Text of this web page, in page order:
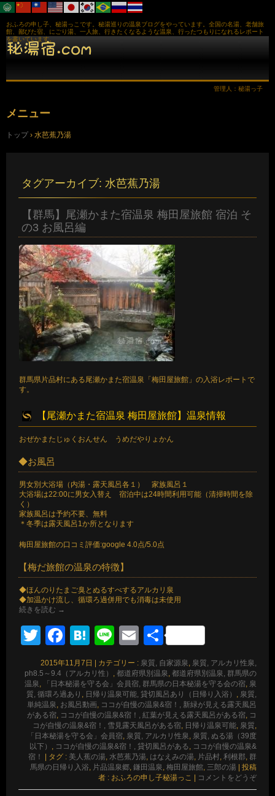
おふろの申し子、秘湯っこです。秘湯巡りの温泉ブログをやっています。全国の名湯、老舗旅
館、鄙びた宿、にごり湯、一人旅、行きたくなるような温泉、行ったつもりになれるレポート
を書いています。
管理人：秘湯っ子
メニュー
ン
トップ › 水芭蕉乃湯
タグアーカイブ: 水芭蕉乃湯
【群馬】尾瀬かまた宿温泉 梅田屋旅館 宿泊 そ
の3 お風呂編
群馬県片品村にある尾瀬かまた宿温泉「梅田屋旅館」の入浴レポートで
す。
【尾瀬かまた宿温泉 梅田屋旅館】温泉情報
おぜかまたじゅくおんせん うめだやりょかん
◆お風呂
男女別大浴場（内湯・露天風呂各１） 家族風呂１
大浴場は22:00に男女入替え 宿泊中は24時間利用可能（清掃時間を除
く）
家族風呂は予約不要、無料
＊冬季は露天風呂1か所となります
梅田屋旅館の口コミ評価:google 4.0点/5.0点
【梅だ旅館の温泉の特徴】
◆ほんのりたまご臭とぬるすべするアルカリ泉
◆加温かけ流し、循環ろ過併用でも消毒は未使用
続きを読む →
TwitterFacebook
Hatena
LineEmail
共
有
2015年11月7日 カテゴリー : 泉質, 自家源泉, 泉質, アルカリ性泉,
ph8.5～9.4（アルカリ性） , 都道府県別温泉, 都道府県別温泉, 群馬県の
温泉, 「日本秘湯を守る会」会員宿, 群馬県の日本秘湯を守る会の宿, 泉
質, 循環ろ過あり , 日帰り温泉可能, 貸切風呂あり（日帰り入浴） , 泉質,
単純温泉, お風呂動画, ココが自慢の温泉&宿！, 新緑が見える露天風呂
がある宿, ココが自慢の温泉&宿！, 紅葉が見える露天風呂がある宿, コ
コが自慢の温泉&宿！, 雪見露天風呂がある宿, 日帰り温泉可能, 泉質,
「日本秘湯を守る会」会員宿, 泉質, アルカリ性泉, 泉質, ぬる湯（39度
以下） , ココが自慢の温泉&宿！, 貸切風呂がある, ココが自慢の温泉&
宿！
タグ : 美人蕉の湯, 水芭蕉乃湯, はなえみの湯, 片品村, 利根郡, 群
馬県の日帰り入浴, 片品温泉郷, 鎌田温泉, 梅田屋旅館, 三郎の湯
投稿
者 : おふろの申し子秘湯っこ
コメントをどうぞ